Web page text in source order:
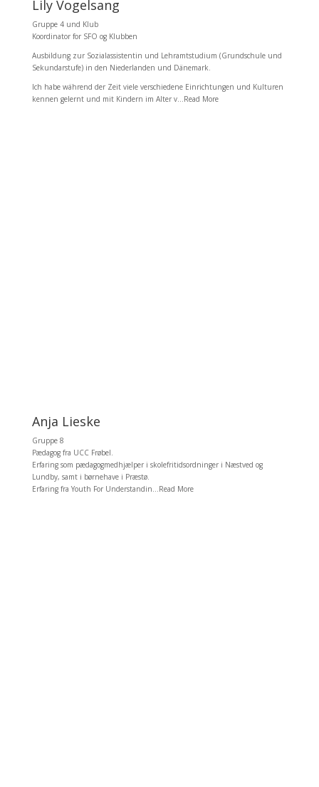
Lily Vogelsang
Gruppe 4 und Klub
Koordinator for SFO og Klubben
Ausbildung zur Sozialassistentin und Lehramtstudium (Grundschule und
Sekundarstufe) in den Niederlanden und Dänemark.
Ich habe während der Zeit viele verschiedene Einrichtungen und Kulturen
kennen gelernt und mit Kindern im Alter v...Read More
Anja Lieske
Gruppe 8
Pædagog fra UCC Frøbel.
Erfaring som pædagogmedhjælper i skolefritidsordninger i Næstved og
Lundby, samt i børnehave i Præstø.
Erfaring fra Youth For Understandin...Read More